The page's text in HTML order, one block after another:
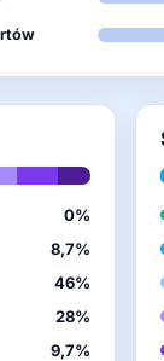
0%
8,7%
46%
28%
9,7%